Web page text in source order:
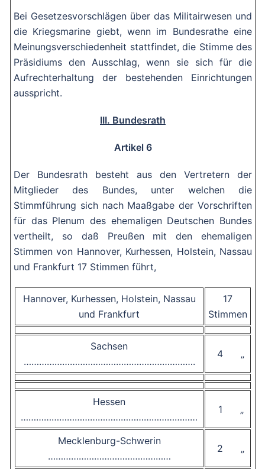
Bei Gesetzesvorschlägen über das Militairwesen und
die Kriegsmarine giebt, wenn im Bundesrathe eine
Meinungsverschiedenheit stattfindet, die Stimme des
Präsidiums den Ausschlag, wenn sie sich für die
Aufrechterhaltung der bestehenden Einrichtungen
ausspricht.
III. Bundesrath
Artikel 6
Der Bundesrath besteht aus den Vertretern der
Mitglieder des Bundes, unter welchen die
Stimmführung sich nach Maaßgabe der Vorschriften
für das Plenum des ehemaligen Deutschen Bundes
vertheilt, so daß Preußen mit den ehemaligen
Stimmen von Hannover, Kurhessen, Holstein, Nassau
und Frankfurt 17 Stimmen führt,
Hannover, Kurhessen, Holstein, Nassau
und Frankfurt
17
Stimmen
Sachsen
………………………………………………………….
4 „
Hessen
……………………………………………………………
1 „
Mecklenburg-Schwerin
…………………………………………
2 „